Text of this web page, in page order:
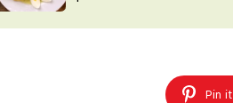
VYCHYTÁVKY
Pin it